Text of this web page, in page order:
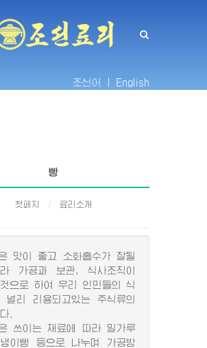
조선어 | English
빵
첫페지 료리소개
이 좋고 소화흡수가 잘될
라 가공과 보관, 식사조직이
것으로 하여 우리 인민들의 식
널리 리용되고있는 주식류의
.
이는 재료에 따라 밀가루
이빵 등으로 나누며 가공방